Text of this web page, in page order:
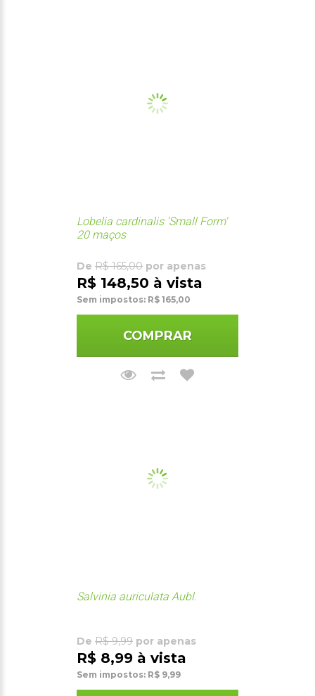
Lobelia cardinalis 'Small Form'
20 maços
De R$ 165,00 por apenas
R$ 148,50 à vista
Sem impostos: R$ 165,00
COMPRAR
Salvinia auriculata Aubl.
De R$ 9,99 por apenas
R$ 8,99 à vista
Sem impostos: R$ 9,99